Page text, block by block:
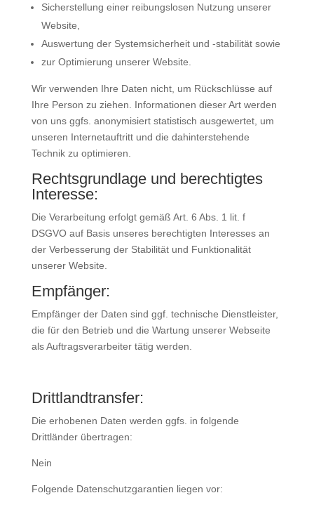
Sicherstellung einer reibungslosen Nutzung unserer
Website,
Auswertung der Systemsicherheit und -stabilität sowie
zur Optimierung unserer Website.
Wir verwenden Ihre Daten nicht, um Rückschlüsse auf
Ihre Person zu ziehen. Informationen dieser Art werden
von uns ggfs. anonymisiert statistisch ausgewertet, um
unseren Internetauftritt und die dahinterstehende
Technik zu optimieren.
Rechtsgrundlage und berechtigtes
Interesse:
Die Verarbeitung erfolgt gemäß Art. 6 Abs. 1 lit. f
DSGVO auf Basis unseres berechtigten Interesses an
der Verbesserung der Stabilität und Funktionalität
unserer Website.
Empfänger:
Empfänger der Daten sind ggf. technische Dienstleister,
die für den Betrieb und die Wartung unserer Webseite
als Auftragsverarbeiter tätig werden.
Drittlandtransfer:
Die erhobenen Daten werden ggfs. in folgende
Drittländer übertragen:
Nein
Folgende Datenschutzgarantien liegen vor: